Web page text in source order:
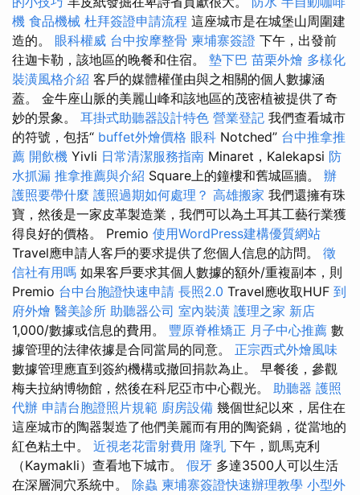
機 食品機械 杜拜簽證申請流程 這座城市是在城堡山周圍建
造的。 眼科權威 台中按摩整骨 柬埔寨簽證 下午，出發前
往迦卡勒，該地區的晚餐和住宿。 墊下巴 苗栗外燴 多樣化
裝潢風格介紹 客戶的媒體權僅由與之相關的個人數據涵
蓋。 金牛座山脈的美麗山峰和該地區的茂密植被提供了奇
妙的景象。 耳掛式助聽器設計特色 營業登記 我們查看城市
的符號，包括“ buffet外燴價格 眼科 Notched” 台中推拿推
薦 開飲機 Yivli 日常清潔服務指南 Minaret，Kalekapsi 防
水抓漏 推拿推薦與介紹 Square上的鐘樓和舊城區牆。 辦
護照要帶什麼 護照過期如何處理？ 高雄搬家 我們還擁有珠
寶，然後是一家皮革製造業，我們可以為土耳其工藝行業獲
得良好的價格。 Premio 使用WordPress建構優質網站
Travel應申請人客戶的要求提供了您個人信息的訪問。 徵
信社有用嗎 如果客戶要求其個人數據的額外/重複副本，則
Premio 台中台胞證快速申請 長照2.0 Travel應收取HUF 到
府外燴 醫美診所 助聽器公司 室內裝潢 護理之家 新店
1,000/數據或信息的費用。 豐原脊椎矯正 月子中心推薦 數
據管理的法律依據是合同當局的同意。 正宗西式外燴風味
數據管理應直到簽約機構或撤回捐款為止。 早餐後，參觀
梅夫拉納博物館，然後在科尼亞市中心觀光。 助聽器 護照
代辦 申請台胞證照片規範 廚房設備 幾個世紀以來，居住在
這座城市的陶器製造了他們美麗而有用的陶瓷鍋，從當地的
紅色粘土中。 近視老花雷射費用 隆乳 下午，凱馬克利
（Kaymakli）查看地下城市。 假牙 多達3500人可以生活
在深層洞穴系統中。 除蟲 柬埔寨簽證快速辦理教學 小型外